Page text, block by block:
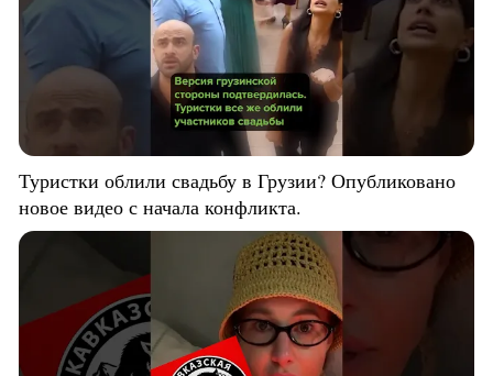
Туристки облили свадьбу в Грузии? Опубликовано
новое видео с начала конфликта.